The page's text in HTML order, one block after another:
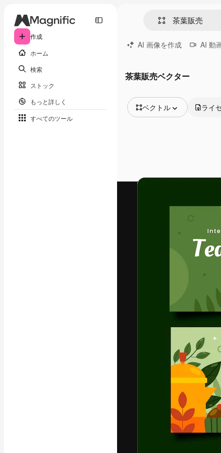
作成
ホーム
検索
ストック
もっと詳しく
すべてのツール
AI 画像を作成 AI 動
茶葉販売ベクター
ベクトル
動画
動画テンプレート
ライ
最高のクリ
ットフォー
店、スタジ
います。
Copyright ©